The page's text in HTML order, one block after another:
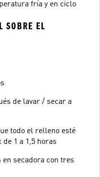
fría y en ciclo
SOBRE EL
de lavar / secar a
todo el relleno esté
1 a 1,5 horas
secadora con tres